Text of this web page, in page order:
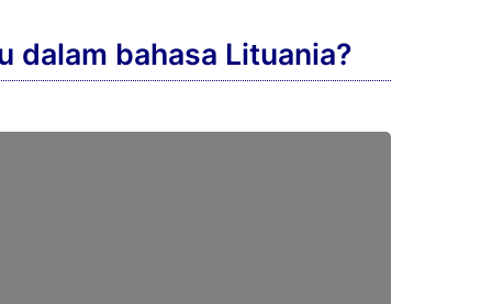
dalam bahasa Lituania?